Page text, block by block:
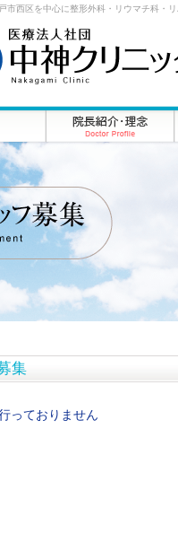
市西区を中心に整形外科・リウマチ科・
集
っておりません